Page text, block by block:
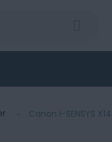
Canon i-SENSYS